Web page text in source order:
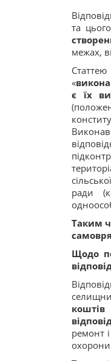
та
межах,
«
є їх
ради
Таким
Щодо
коштів
ремонт